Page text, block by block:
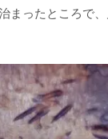
まったところで